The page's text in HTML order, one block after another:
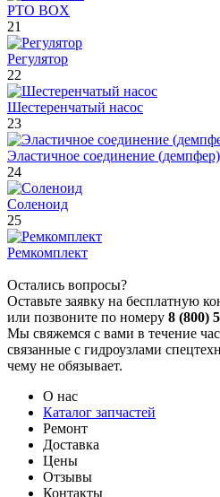
PTO BOX
21
Регулятор
22
Шестеренчатый насос
23
Эластичное соединение (демпфер)
24
Соленоид
25
Ремкомплект
Остались вопросы?
Оставьте заявку на бесплатную
или позвоните по номеру 8 (800)
Мы свяжемся с вами в течение
связанные с гидроузлами
чему не обязывает.
О нас
Каталог запчастей
Ремонт
Доставка
Цены
Отзывы
Контакты